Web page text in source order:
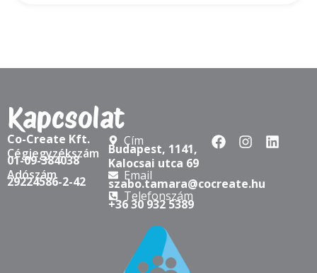
Az igazi agilitás belül kezdődik – és
coachként folytatódik
Agile coach vagy scrum master vagy? Évről évre
egyre több agilis coach és scrum master iratkozik be